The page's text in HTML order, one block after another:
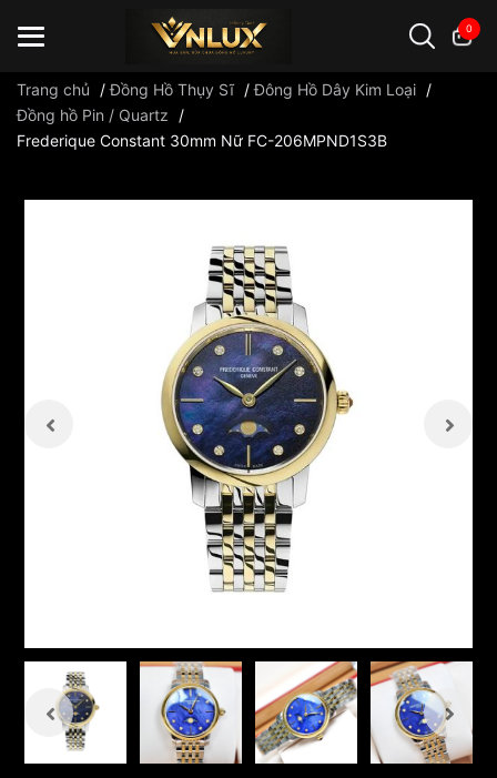
0
Đồng hồ casio đồng hồ G-Shock đồng hồ Orient ...
Trang chủ /Đồng Hồ Thụy Sĩ /Đông Hồ Dây Kim Loại /
Đồng hồ Pin / Quartz
/
Frederique Constant 30mm Nữ FC-206MPND1S3B